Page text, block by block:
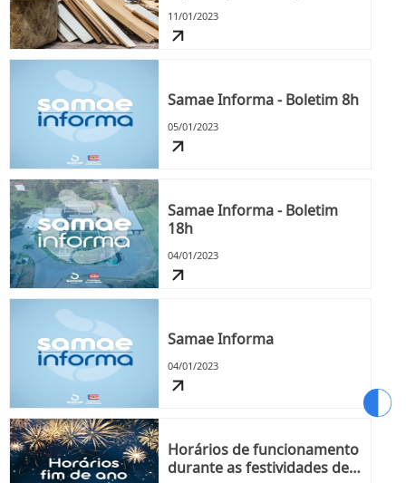
11/01/2023
Samae Informa - Boletim 8h
05/01/2023
Samae Informa - Boletim
18h
04/01/2023
Samae Informa
04/01/2023
Horários de funcionamento
durante as festividades de